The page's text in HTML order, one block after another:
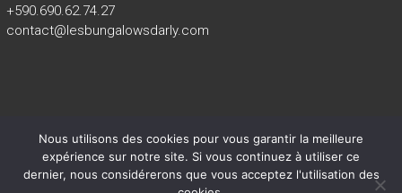
+590.690.62.74.27
contact@lesbungalowsdarly.com
Copyright 2018 - Tous droits réservés -Mentions légales
Nous utilisons des cookies pour vous garantir la meilleure
expérience sur notre site. Si vous continuez à utiliser ce
dernier, nous considérerons que vous acceptez l'utilisation des